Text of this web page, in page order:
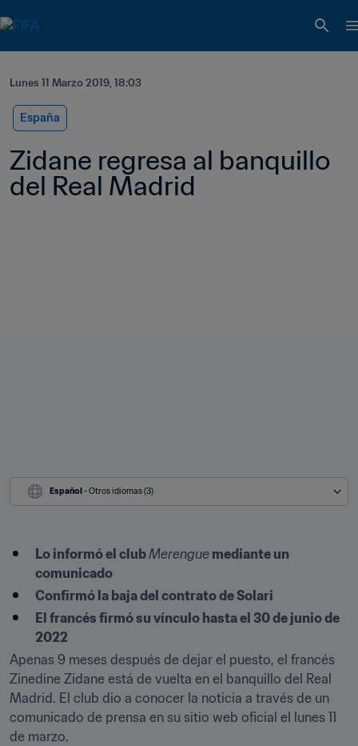
Lunes 11 Marzo 2019, 18:03
España
Zidane regresa al banquillo
del Real Madrid
Español - Otros idiomas (3)
Lo informó el club Merengue mediante un
comunicado
Confirmó la baja del contrato de Solari
El francés firmó su vínculo hasta el 30 de junio de
2022
Apenas 9 meses después de dejar el puesto, el francés
Zinedine Zidane está de vuelta en el banquillo del Real
Madrid. El club dio a conocer la noticia a través de un
comunicado de prensa en su sitio web oficial el lunes 11
de marzo.